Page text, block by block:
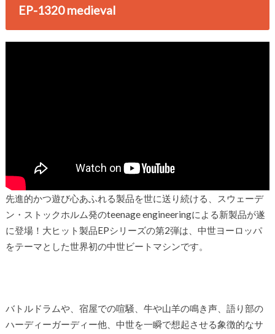
EP-1320 medieval
先進的かつ遊び心あふれる製品を世に送り続ける、スウェーデ
ン・ストックホルム発のteenage engineeringによる新製品が遂
に登場！大ヒット製品EPシリーズの第2弾は、中世ヨーロッパ
をテーマとした世界初の中世ビートマシンです。
バトルドラムや、宿屋での喧騒、牛や山羊の鳴き声、語り部の
ハーディーガーディー他、中世を一瞬で想起させる象徴的なサ